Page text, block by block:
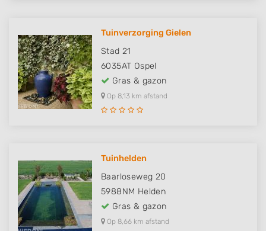
Tuinverzorging Gielen
Stad 21
6035AT Ospel
Gras & gazon
Op 8,13 km afstand
Tuinhelden
Baarloseweg 20
5988NM Helden
Gras & gazon
Op 8,66 km afstand